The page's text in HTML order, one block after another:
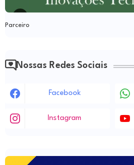
Parceiro
Nossas Redes Sociais
Facebook
Instagram